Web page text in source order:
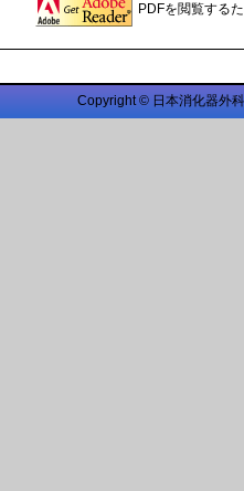
PDFを閲覧する
Copyright © 日本消化器外